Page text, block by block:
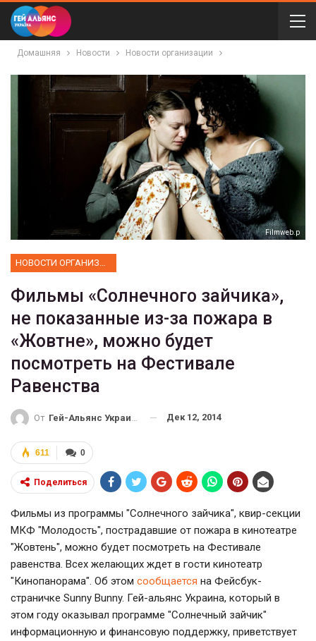
Домашняя Новости Новости организации
Filmweb.p
НОВОСТИ ОРГАНИЗАЦИИ
Фильмы «Солнечного зайчика»,
не показанные из-за пожара в
«Жовтне», можно будет
посмотреть на Фестивале
Равенства
От Гей-Альянс Украина Дек 12, 2014
0
611
Поделиться
Фильмы из программы "Солнечного зайчика", квир-секции
МКФ "Молодость", пострадавшие от пожара в кинотеатре
"Жовтень", можно будет посмотреть на Фестивале
равенства. Всех желающих ждет в гости кинотеатр
"Кинопанорама". Об этом сообщается на Фейсбук-
страничке Sunny Bunny. Гей-альянс Украина, который в
этом году оказывал программе "Солнечный зайчик"
информационную и финансовую поддержку, приветствует